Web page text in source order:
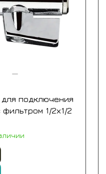
подключения
1/2х1/2